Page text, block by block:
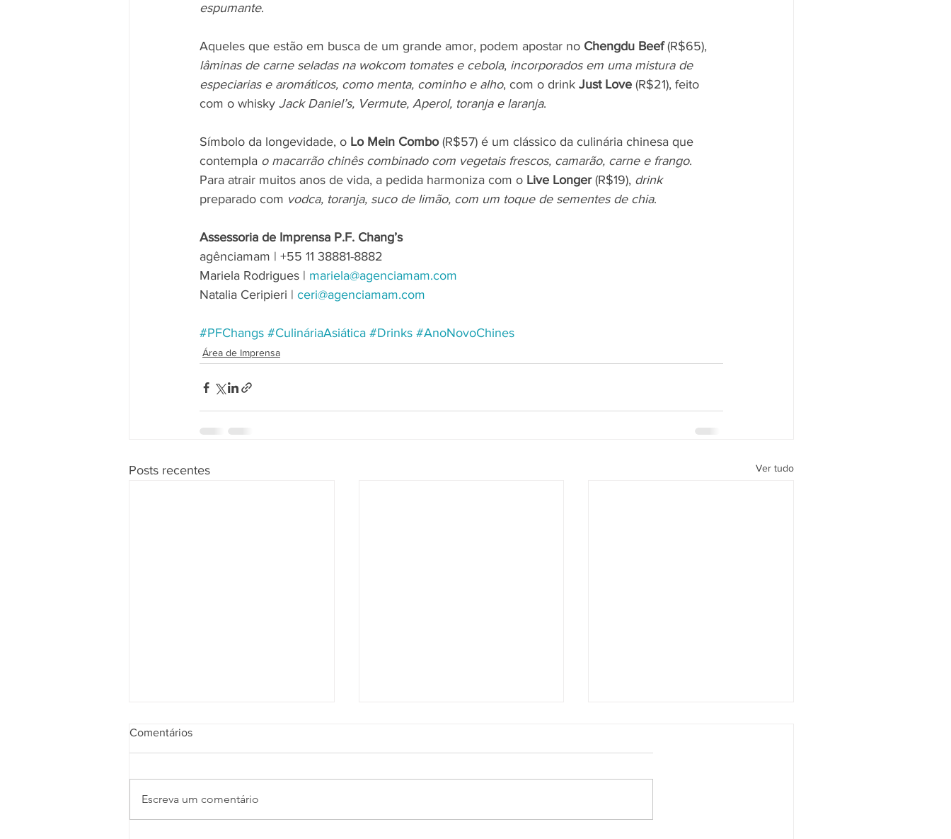
espumante.
Aqueles que estão em busca de um grande amor, podem apostar no Chengdu Beef (R$65),
lâminas de carne seladas na wokcom tomates e cebola, incorporados em uma mistura de
especiarias e aromáticos, como menta, cominho e alho, com o drink Just Love (R$21), feito
com o whisky Jack Daniel’s, Vermute, Aperol, toranja e laranja.
Símbolo da longevidade, o Lo Mein Combo (R$57) é um clássico da culinária chinesa que
contempla o macarrão chinês combinado com vegetais frescos, camarão, carne e frango.
Para atrair muitos anos de vida, a pedida harmoniza com o Live Longer (R$19), drink
preparado com vodca, toranja, suco de limão, com um toque de sementes de chia.
Assessoria de Imprensa P.F. Chang’s
agênciamam | +55 11 38881-8882
Mariela Rodrigues | mariela@agenciamam.com
Natalia Ceripieri | ceri@agenciamam.com
#PFChangs #CulináriaAsiática #Drinks #AnoNovoChines
Área de Imprensa
Posts recentes Ver tudo
Comentários
Escreva um comentário